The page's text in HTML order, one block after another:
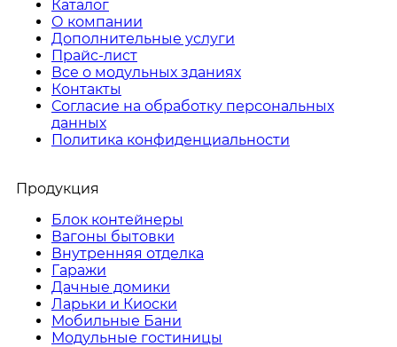
Каталог
О компании
Дополнительные услуги
Прайс-лист
Все о модульных зданиях
Контакты
Согласие на обработку персональных
данных
Политика конфиденциальности
Продукция
Блок контейнеры
Вагоны бытовки
Внутренняя отделка
Гаражи
Дачные домики
Ларьки и Киоски
Мобильные Бани
Модульные гостиницы